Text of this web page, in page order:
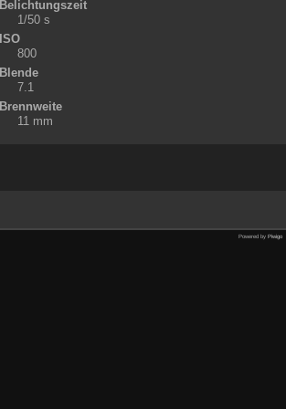
Belichtungszeit
1/50 s
ISO
800
Blende
7.1
Brennweite
11 mm
Powered by Piwigo